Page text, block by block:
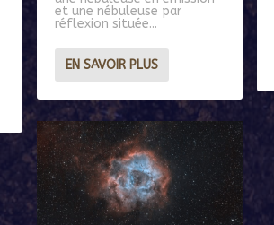
et une nébuleuse par
réflexion située...
EN SAVOIR PLUS